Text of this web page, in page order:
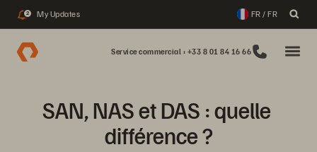
2 My Updates FR / FR
Service commercial : +33 8 01 84 16 66
SAN, NAS et DAS : quelle
différence ?